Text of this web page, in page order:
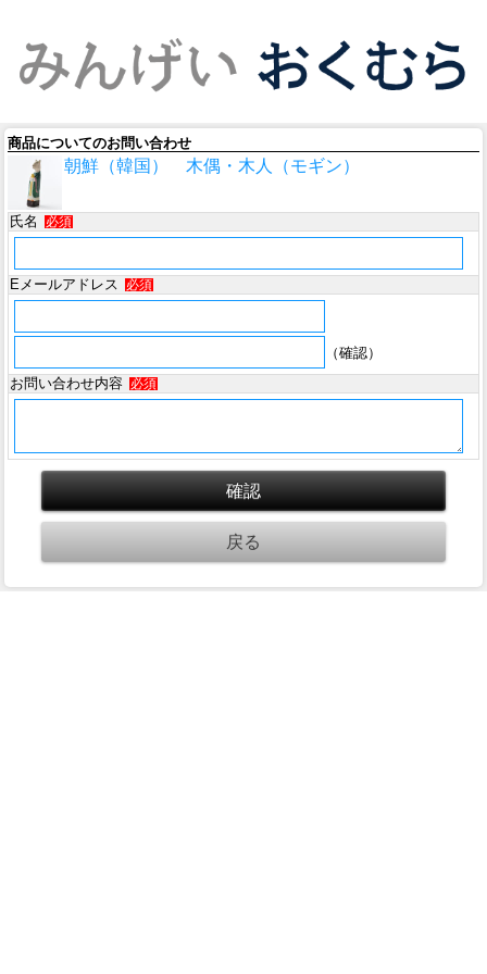
商品についてのお問い合わせ
朝鮮（韓国） 木偶・木人（モギン）
氏名 必須
Eメールアドレス 必須
（確認）
お問い合わせ内容
必須